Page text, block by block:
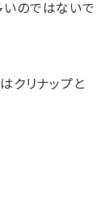
のではないで
クリナップと